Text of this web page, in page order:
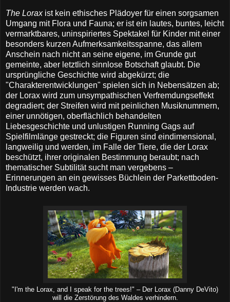
The Lorax ist kein ethisches Plädoyer für einen sorgsamen
Umgang mit Flora und Fauna; er ist ein lautes, buntes, leicht
vermarktbares, uninspiriertes Spektakel für Kinder mit einer
besonders kurzen Aufmerksamkeitsspanne, das allem
Anschein nach nicht an seine eigene, im Grunde gut
gemeinte, aber letztlich sinnlose Botschaft glaubt. Die
ursprüngliche Geschichte wird abgekürzt; die
"Charakterentwicklungen" spielen sich in Nebensätzen ab;
der Lorax wird zum unsympathischen Verfremdungseffekt
degradiert; der Streifen wird mit peinlichen Musiknummern,
einer unnötigen, oberflächlich behandelten
Liebesgeschichte und unlustigen Running Gags auf
Spielfilmlänge gestreckt; die Figuren sind eindimensional,
langweilig und werden, im Falle der Tiere, die der Lorax
beschützt, ihrer originalen Bestimmung beraubt; nach
thematischer Subtilität sucht man vergebens –
Erinnerungen an ein gewisses Büchlein der Parkettboden-
Industrie werden wach.
"I'm the Lorax, and I speak for the trees!" – Der Lorax (Danny DeVito)
will die Zerstörung des Waldes verhindern.